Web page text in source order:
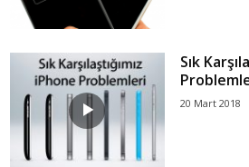
Sık
20 Mart 2018